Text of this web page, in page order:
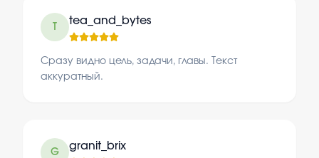
tea_and_bytes
Сразу видно цель, задачи, главы. Текст
аккуратный.
G
granit_brix